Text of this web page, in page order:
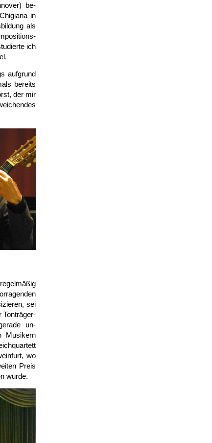
be­
in
als
ich
aufgrund
bereits
der mir
sei
Ton­träger­
un­
Musikern
wo
Preis
wurde.